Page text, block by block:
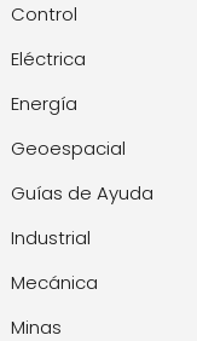
Control
Eléctrica
Energía
Geoespacial
Guías de Ayuda
Industrial
Mecánica
Minas